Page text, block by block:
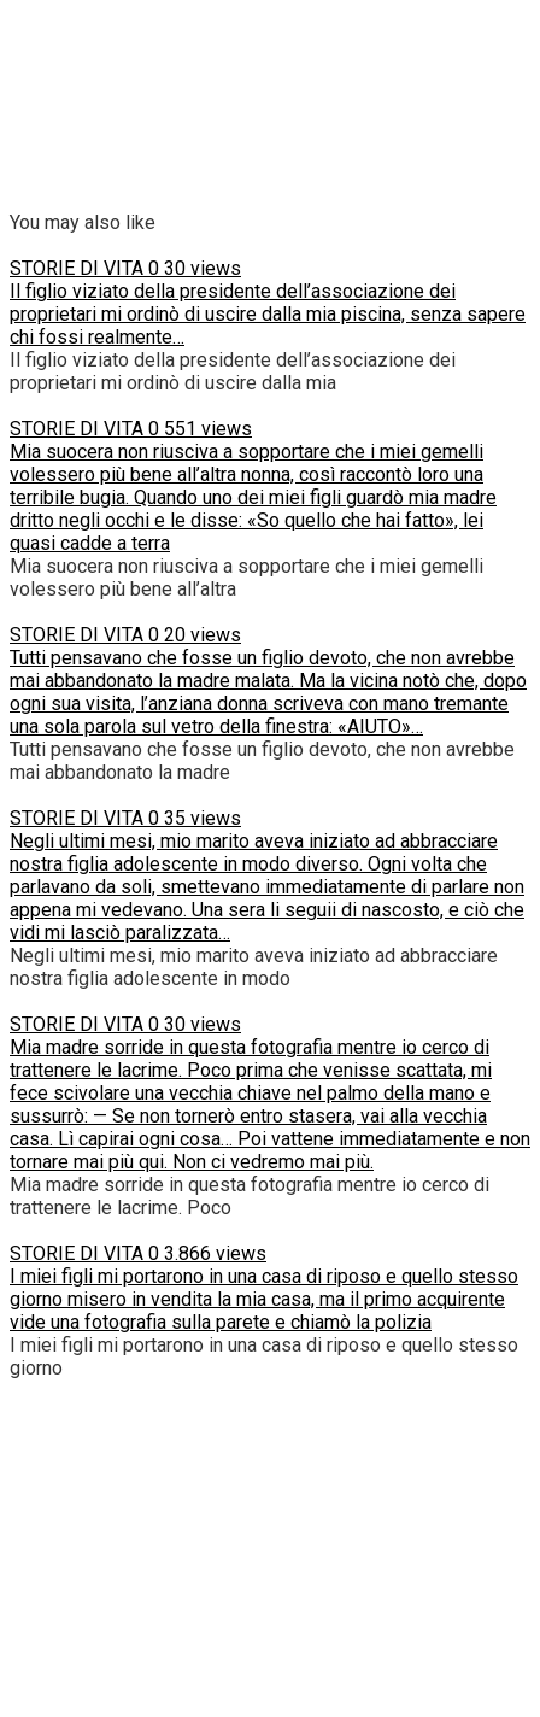
You may also like
STORIE DI VITA 0 30 views
Il figlio viziato della presidente dell’associazione dei
proprietari mi ordinò di uscire dalla mia piscina, senza sapere
chi fossi realmente…
Il figlio viziato della presidente dell’associazione dei
proprietari mi ordinò di uscire dalla mia
STORIE DI VITA 0 551 views
Mia suocera non riusciva a sopportare che i miei gemelli
volessero più bene all’altra nonna, così raccontò loro una
terribile bugia. Quando uno dei miei figli guardò mia madre
dritto negli occhi e le disse: «So quello che hai fatto», lei
quasi cadde a terra
Mia suocera non riusciva a sopportare che i miei gemelli
volessero più bene all’altra
STORIE DI VITA 0 20 views
Tutti pensavano che fosse un figlio devoto, che non avrebbe
mai abbandonato la madre malata. Ma la vicina notò che, dopo
ogni sua visita, l’anziana donna scriveva con mano tremante
una sola parola sul vetro della finestra: «AIUTO»…
Tutti pensavano che fosse un figlio devoto, che non avrebbe
mai abbandonato la madre
STORIE DI VITA 0 35 views
Negli ultimi mesi, mio marito aveva iniziato ad abbracciare
nostra figlia adolescente in modo diverso. Ogni volta che
parlavano da soli, smettevano immediatamente di parlare non
appena mi vedevano. Una sera li seguii di nascosto, e ciò che
vidi mi lasciò paralizzata…
Negli ultimi mesi, mio marito aveva iniziato ad abbracciare
nostra figlia adolescente in modo
STORIE DI VITA 0 30 views
Mia madre sorride in questa fotografia mentre io cerco di
trattenere le lacrime. Poco prima che venisse scattata, mi
fece scivolare una vecchia chiave nel palmo della mano e
sussurrò: — Se non tornerò entro stasera, vai alla vecchia
casa. Lì capirai ogni cosa… Poi vattene immediatamente e non
tornare mai più qui. Non ci vedremo mai più.
Mia madre sorride in questa fotografia mentre io cerco di
trattenere le lacrime. Poco
STORIE DI VITA 0 3.866 views
I miei figli mi portarono in una casa di riposo e quello stesso
giorno misero in vendita la mia casa, ma il primo acquirente
vide una fotografia sulla parete e chiamò la polizia
I miei figli mi portarono in una casa di riposo e quello stesso
giorno